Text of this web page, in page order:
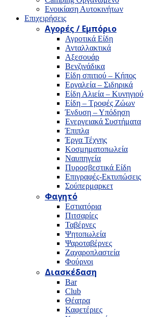
Ενοικίαση Αυτοκινήτων
Επιχειρήσεις
Αγορές / Εμπόριο
Αγροτικά Είδη
Ανταλλακτικά
Αξεσουάρ
Βενζινάδικα
Είδη σπιτιού – Κήπος
Εργαλεία – Σιδηρικά
Είδη Αλιεία – Κυνηγιού
Είδη – Τροφές Ζώων
Ένδυση – Υπόδηση
Ενεργειακά Συστήματα
Έπιπλα
Έργα Τέχνης
Κοσμηματοπωλεία
Ναυπηγεία
Πυροσβεστικά Είδη
Επιγραφές-Εκτυπώσεις
Σούπερμαρκετ
Φαγητό
Εστιατόρια
Πιτσαρίες
Ταβέρνες
Ψητοπωλεία
Ψαροταβέρνες
Ζαχαροπλαστεία
Φούρνοι
Διασκέδαση
Bar
Club
Θέατρα
Καφετέριες